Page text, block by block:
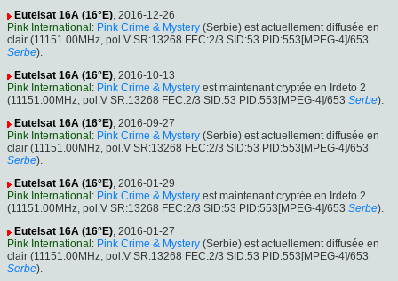
Eutelsat 16A (16°E), 2016-12-26
Pink International : Pink Crime & Mystery (Serbie) est actuellement diffusée en
clair (11151.00MHz, pol.V SR:13268 FEC:2/3 SID:53 PID:553[MPEG-4]/653
Serbe).
Eutelsat 16A (16°E), 2016-10-13
Pink International : Pink Crime & Mystery est maintenant cryptée en Irdeto 2
(11151.00MHz, pol.V SR:13268 FEC:2/3 SID:53 PID:553[MPEG-4]/653 Serbe).
Eutelsat 16A (16°E), 2016-09-27
Pink International : Pink Crime & Mystery (Serbie) est actuellement diffusée en
clair (11151.00MHz, pol.V SR:13268 FEC:2/3 SID:53 PID:553[MPEG-4]/653
Serbe).
Eutelsat 16A (16°E), 2016-01-29
Pink International : Pink Crime & Mystery est maintenant cryptée en Irdeto 2
(11151.00MHz, pol.V SR:13268 FEC:2/3 SID:53 PID:553[MPEG-4]/653 Serbe).
Eutelsat 16A (16°E), 2016-01-27
Pink International : Pink Crime & Mystery (Serbie) est actuellement diffusée en
clair (11151.00MHz, pol.V SR:13268 FEC:2/3 SID:53 PID:553[MPEG-4]/653
Serbe).